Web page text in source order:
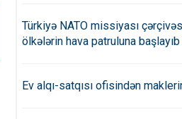
Türkiyə NATO missiyası
ölkələrin hava patruluna başlayıb
Ev alqı-satqısı ofisindən